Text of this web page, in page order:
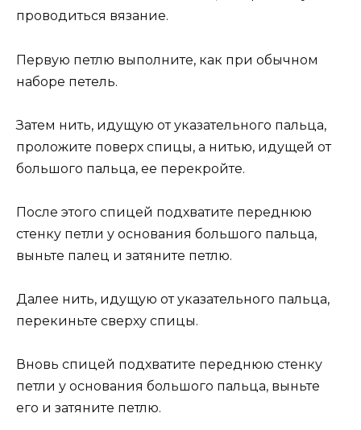
проводиться вязание.
Первую петлю выполните, как при обычном
наборе петель.
Затем нить, идущую от указательного пальца,
проложите поверх спицы, а нитью, идущей от
большого пальца, ее перекройте.
После этого спицей подхватите переднюю
стенку петли у основания большого пальца,
выньте палец и затяните петлю.
Далее нить, идущую от указательного пальца,
перекиньте сверху спицы.
Вновь спицей подхватите переднюю стенку
петли у основания большого пальца, выньте
его и затяните петлю.